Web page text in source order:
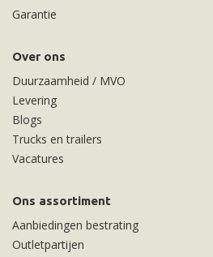
Garantie
Over ons
Duurzaamheid / MVO
Levering
Blogs
Trucks en trailers
Vacatures
Ons assortiment
Aanbiedingen bestrating
Outletpartijen